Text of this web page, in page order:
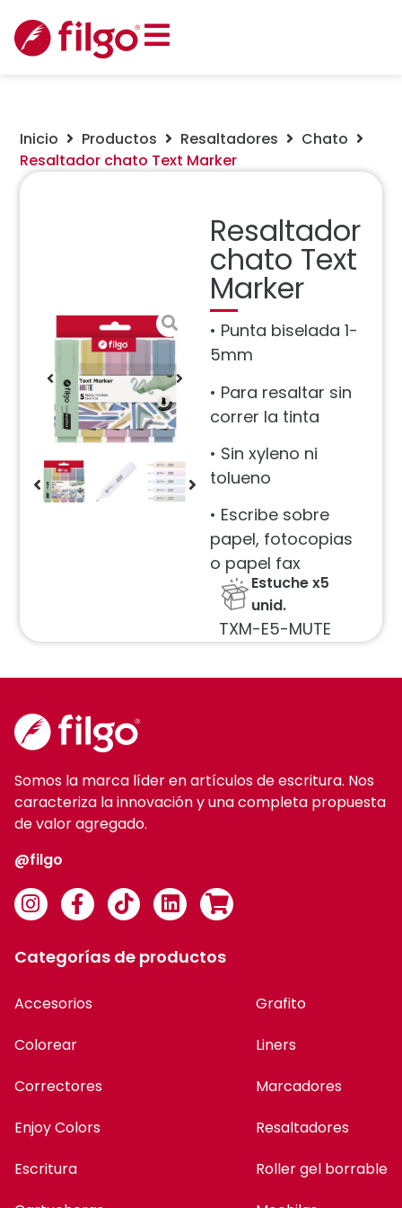
Inicio Productos Resaltadores
Chato
Resaltador chato Text Marker
Resaltador
chato Text
Marker
• Punta biselada 1-
5mm
• Para resaltar sin
correr la tinta
• Sin xyleno ni
tolueno
• Escribe sobre
papel, fotocopias
o papel fax
Estuche x5
unid.
TXM-E5-MUTE
Somos la marca líder en artículos de escritura. Nos
caracteriza la innovación y una completa propuesta
de valor agregado.
@filgo
Categorías de productos
Accesorios
Colorear
Correctores
Enjoy Colors
Escritura
Grafito
Liners
Marcadores
Resaltadores
Roller gel borrable